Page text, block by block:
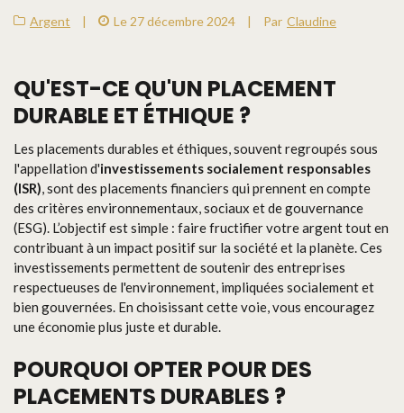
Argent | Le 27 décembre 2024 | Par Claudine
QU'EST-CE QU'UN PLACEMENT
DURABLE ET ÉTHIQUE ?
Les placements durables et éthiques, souvent regroupés sous
l'appellation d'investissements socialement responsables
(ISR), sont des placements financiers qui prennent en compte
des critères environnementaux, sociaux et de gouvernance
(ESG). L’objectif est simple : faire fructifier votre argent tout en
contribuant à un impact positif sur la société et la planète. Ces
investissements permettent de soutenir des entreprises
respectueuses de l'environnement, impliquées socialement et
bien gouvernées. En choisissant cette voie, vous encouragez
une économie plus juste et durable.
POURQUOI OPTER POUR DES
PLACEMENTS DURABLES ?